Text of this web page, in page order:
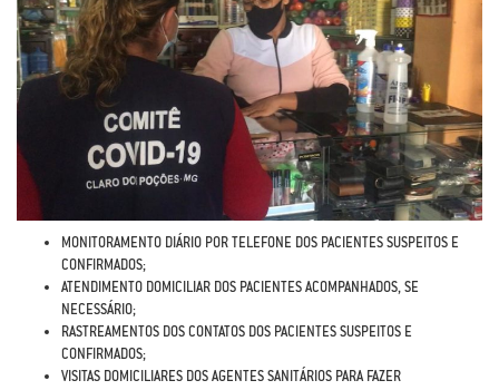
MONITORAMENTO DIÁRIO POR TELEFONE DOS PACIENTES SUSPEITOS E
CONFIRMADOS;
ATENDIMENTO DOMICILIAR DOS PACIENTES ACOMPANHADOS, SE
NECESSÁRIO;
RASTREAMENTOS DOS CONTATOS DOS PACIENTES SUSPEITOS E
CONFIRMADOS;
VISITAS DOMICILIARES DOS AGENTES SANITÁRIOS PARA FAZER